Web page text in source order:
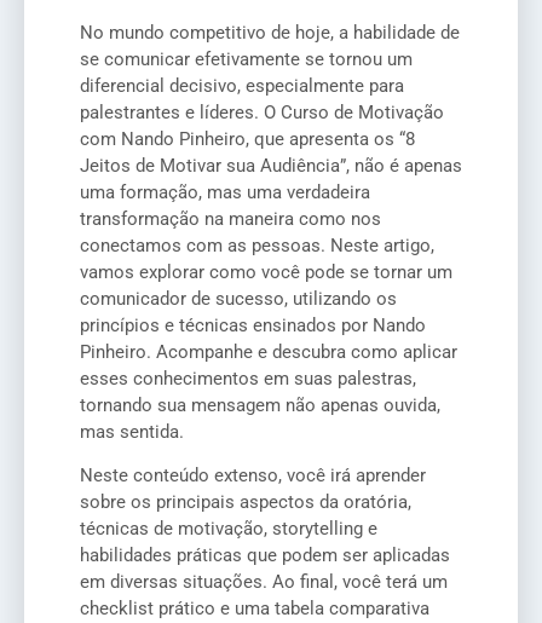
No mundo competitivo de hoje, a habilidade de
se comunicar efetivamente se tornou um
diferencial decisivo, especialmente para
palestrantes e líderes. O Curso de Motivação
com Nando Pinheiro, que apresenta os “8
Jeitos de Motivar sua Audiência”, não é apenas
uma formação, mas uma verdadeira
transformação na maneira como nos
conectamos com as pessoas. Neste artigo,
vamos explorar como você pode se tornar um
comunicador de sucesso, utilizando os
princípios e técnicas ensinados por Nando
Pinheiro. Acompanhe e descubra como aplicar
esses conhecimentos em suas palestras,
tornando sua mensagem não apenas ouvida,
mas sentida.
Neste conteúdo extenso, você irá aprender
sobre os principais aspectos da oratória,
técnicas de motivação, storytelling e
habilidades práticas que podem ser aplicadas
em diversas situações. Ao final, você terá um
checklist prático e uma tabela comparativa